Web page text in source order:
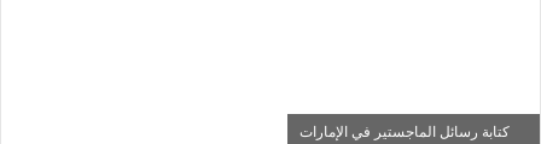
كتابة رسائل الماجستير في الإمارات